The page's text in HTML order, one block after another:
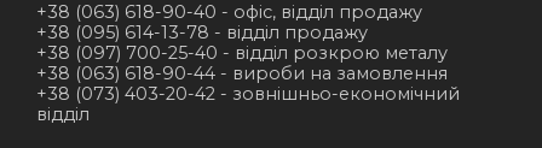
+38 (063) 618-90-40 - офіс, відділ продажу
+38 (095) 614-13-78 - відділ продажу
+38 (097) 700-25-40 - відділ розкрою металу
+38 (063) 618-90-44 - вироби на замовлення
+38 (073) 403-20-42 - зовнішньо-економічний
відділ